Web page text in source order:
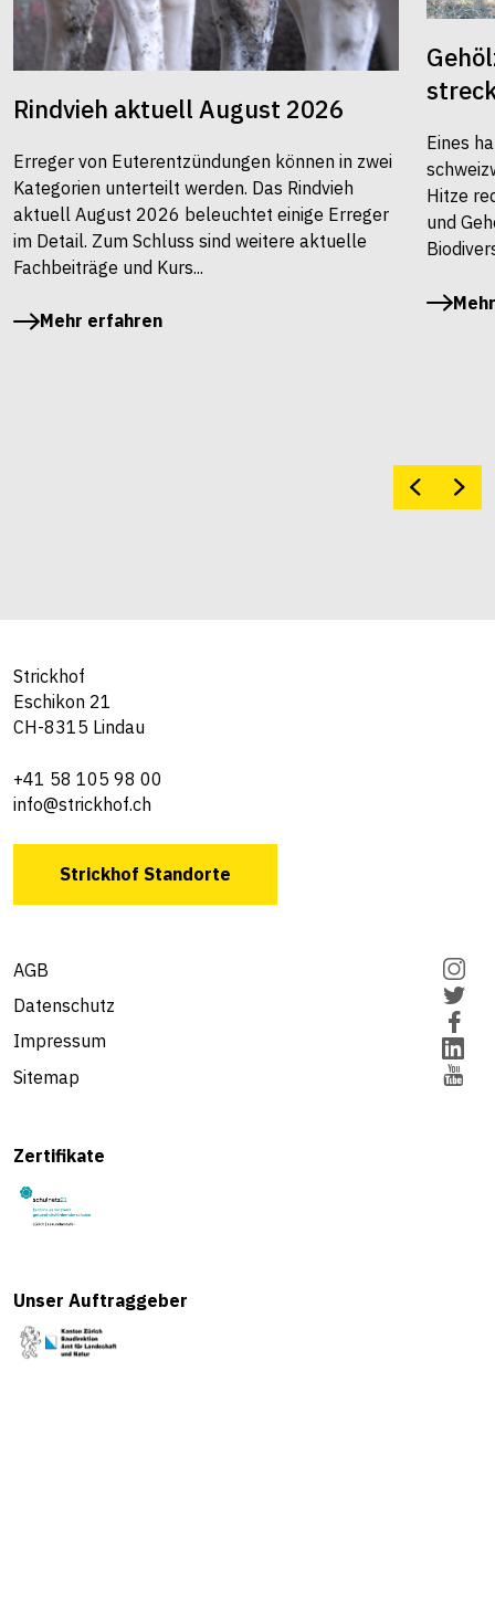
Rindvieh aktuell August 2026
Erreger von Euterentzündungen können in zwei
Kategorien unterteilt werden. Das Rindvieh
aktuell August 2026 beleuchtet einige Erreger
im Detail. Zum Schluss sind weitere aktuelle
Fachbeiträge und Kurs...
Mehr erfahren
Eines
Hitze
und
Strickhof
Eschikon 21
CH-8315 Lindau
+41 58 105 98 00
info@strickhof.ch
Strickhof Standorte
AGB
Datenschutz
Impressum
Sitemap
Zertifikate
Unser Auftraggeber